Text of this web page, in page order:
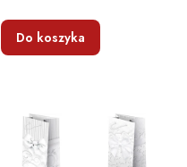
Do koszyka